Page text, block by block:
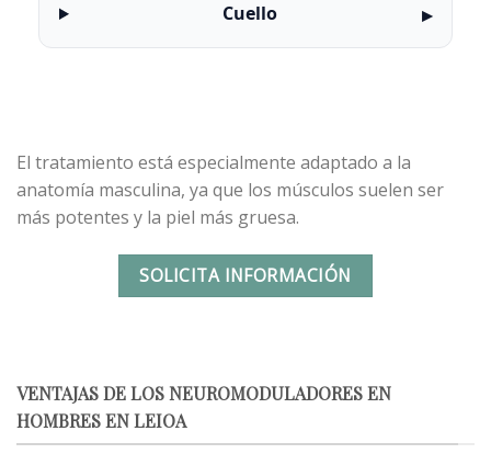
Cuello
El tratamiento está especialmente adaptado a la
anatomía masculina, ya que los músculos suelen ser
más potentes y la piel más gruesa.
SOLICITA INFORMACIÓN
VENTAJAS DE LOS NEUROMODULADORES EN
HOMBRES EN LEIOA